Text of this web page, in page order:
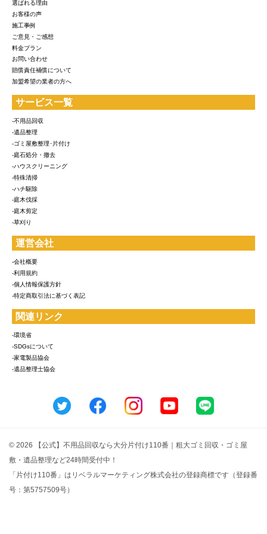
選ばれる理由
お客様の声
施工事例
ご意見・ご感想
料金プラン
お問い合わせ
賠償責任補償について
加盟希望の業者の方へ
サービス一覧
-不用品回収
-遺品整理
-ゴミ屋敷整理･片付け
-庭石処分・撤去
-ハウスクリーニング
-特殊清掃
-ハチ駆除
-庭木伐採
-庭木剪定
-草刈り
運営会社
-会社概要
-利用規約
-個人情報保護方針
-特定商取引法に基づく表記
関連リンク
-環境省
-SDGsについて
-家電製品協会
-遺品整理士協会
© 2026 【公式】不用品回収なら大分片付け110番｜粗大ゴミ回収・ゴミ屋
敷・遺品整理など24時間受付中！
「片付け110番」はリベラルマーケティング株式会社の登録商標です（登録番
号：第5757509号）